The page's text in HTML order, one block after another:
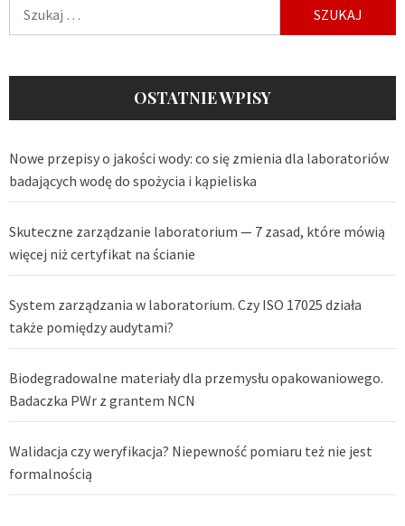
OSTATNIE WPISY
Nowe przepisy o jakości wody: co się zmienia dla laboratoriów
badających wodę do spożycia i kąpieliska
Skuteczne zarządzanie laboratorium — 7 zasad, które mówią
więcej niż certyfikat na ścianie
System zarządzania w laboratorium. Czy ISO 17025 działa
także pomiędzy audytami?
Biodegradowalne materiały dla przemysłu opakowaniowego.
Badaczka PWr z grantem NCN
Walidacja czy weryfikacja? Niepewność pomiaru też nie jest
formalnością